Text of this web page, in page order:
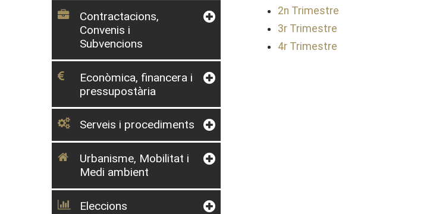
Contractacions,
Convenis i
Subvencions
Econòmica, financera i
pressupostària
Serveis i procediments
Urbanisme, Mobilitat i
Medi ambient
Eleccions
2n Trimestre
3r Trimestre
4r Trimestre